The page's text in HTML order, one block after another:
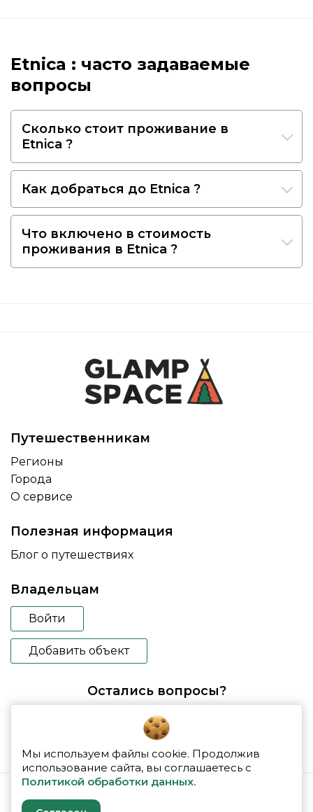
Etnica : часто задаваемые
вопросы
Сколько стоит проживание в
Etnica ?
Как добраться до Etnica ?
Что включено в стоимость
проживания в Etnica ?
Путешественникам
Регионы
Города
О сервисе
Полезная информация
Блог о путешествиях
Владельцам
Войти
Добавить объект
Остались вопросы?
booking@glampspace.ru
Мы используем файлы cookie. Продолжив
использование сайта, вы соглашаетесь с
Политикой обработки данных.